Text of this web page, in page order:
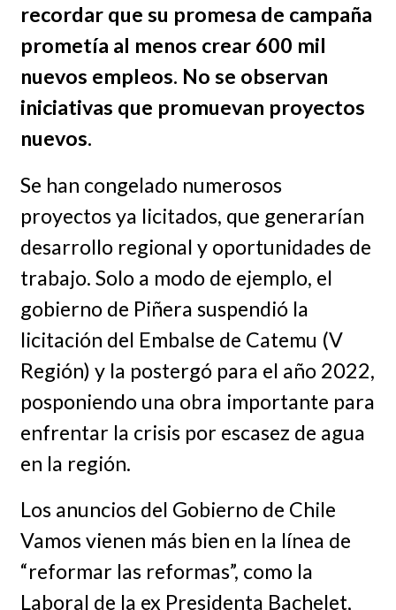
recordar que su promesa de campaña
prometía al menos crear 600 mil
nuevos empleos. No se observan
iniciativas que promuevan proyectos
nuevos.
Se han congelado numerosos
proyectos ya licitados, que generarían
desarrollo regional y oportunidades de
trabajo. Solo a modo de ejemplo, el
gobierno de Piñera suspendió la
licitación del Embalse de Catemu (V
Región) y la postergó para el año 2022,
posponiendo una obra importante para
enfrentar la crisis por escasez de agua
en la región.
Los anuncios del Gobierno de Chile
Vamos vienen más bien en la línea de
“reformar las reformas”, como la
Laboral de la ex Presidenta Bachelet,